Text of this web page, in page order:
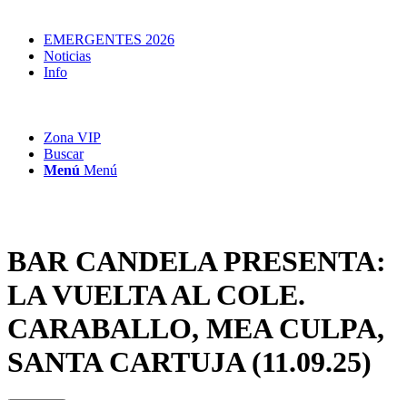
EMERGENTES 2026
Noticias
Info
Zona VIP
Buscar
Menú Menú
BAR CANDELA PRESENTA:
LA VUELTA AL COLE.
CARABALLO, MEA CULPA,
SANTA CARTUJA (11.09.25)